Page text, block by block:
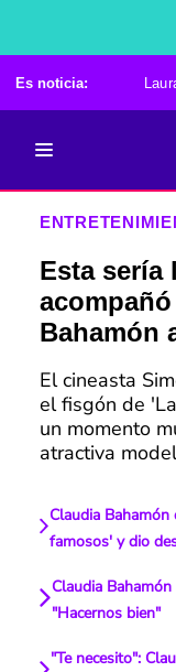
Es noticia:
Esta sería
Bahamón
El cineasta
el fisgón de
un momento
atractiva
Claudia
famosos' y dio
Claudia
"Hacernos bien"
"Te necesito":